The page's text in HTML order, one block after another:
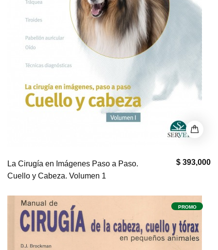
$ 393,000
La Cirugía en Imágenes Paso a Paso.
Cuello y Cabeza. Volumen 1
PROMO